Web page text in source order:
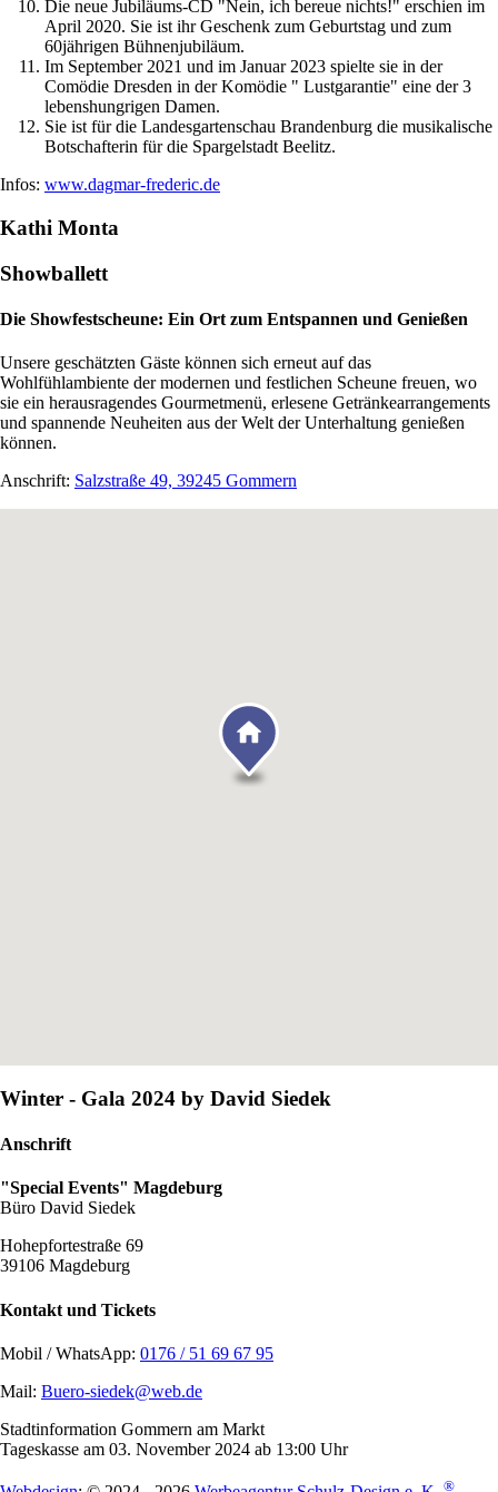
Die neue Jubiläums-CD "Nein, ich bereue nichts!" erschien im
April 2020. Sie ist ihr Geschenk zum Geburtstag und zum
60jährigen Bühnenjubiläum.
Im September 2021 und im Januar 2023 spielte sie in der
Comödie Dresden in der Komödie " Lustgarantie" eine der 3
lebenshungrigen Damen.
Sie ist für die Landesgartenschau Brandenburg die musikalische
Botschafterin für die Spargelstadt Beelitz.
Infos: www.dagmar-frederic.de
Kathi Monta
Showballett
Die Showfestscheune: Ein Ort zum Entspannen und Genießen
Unsere geschätzten Gäste können sich erneut auf das
Wohlfühlambiente der modernen und festlichen Scheune freuen, wo
sie ein herausragendes Gourmetmenü, erlesene Getränkearrangements
und spannende Neuheiten aus der Welt der Unterhaltung genießen
können.
Anschrift: Salzstraße 49, 39245 Gommern
Winter - Gala 2024 by David Siedek
Anschrift
"Special Events" Magdeburg
Büro David Siedek
Hohepfortestraße 69
39106 Magdeburg
Kontakt und Tickets
Mobil / WhatsApp: 0176 / 51 69 67 95
Mail: Buero-siedek@web.de
Stadtinformation Gommern am Markt
Tageskasse am 03. November 2024 ab 13:00 Uhr
®